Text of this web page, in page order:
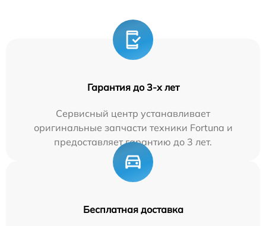
Гарантия до 3-х лет
Сервисный центр устанавливает
оригинальные запчасти техники Fortuna и
предоставляет гарантию до 3 лет.
Бесплатная доставка